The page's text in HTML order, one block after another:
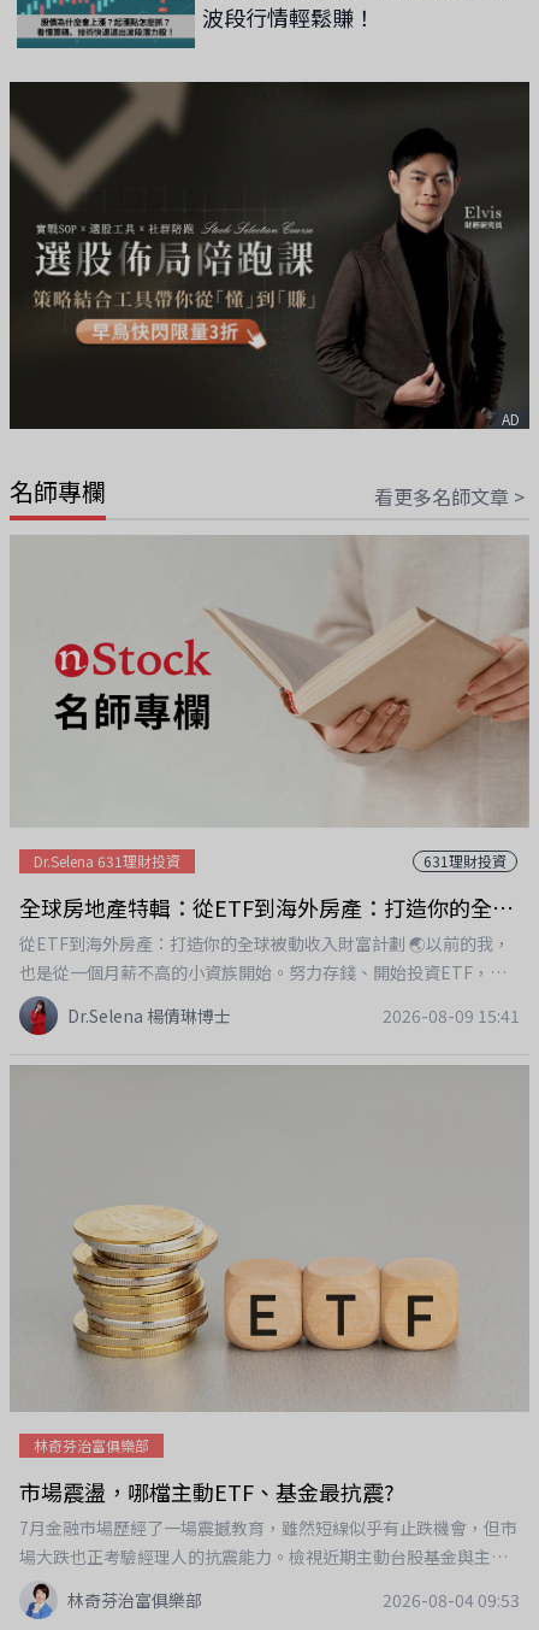
波段行情輕鬆賺！
AD
名師專欄 看更多名師文章 >
Dr.Selena 631理財投資 631理財投資
全球房地產特輯：從ETF到海外房產：打造你的全球被動收入財富計劃！
從ETF到海外房產：打造你的全球被動收入財富計劃 🌏以前的我，
也是從一個月薪不高的小資族開始。努力存錢、開始投資ETF，慢
慢累積第一桶金。但當資產愈來愈多之後，我開始思考一件事：難
道我的資產，要全部都放在股市嗎？所以這幾年，我開始把投資的
獲利，慢慢轉進海外房地產。從ETF的股息、資產成長，到海外房
房產的重要原因。這次很開心邀請 雪倫，一起來聊聊「ETF＋海外
房產」到底可以怎麼搭配。🎙️ 這次我們會聊：✔ 為什麼有ETF了，
還要考慮海外房產？✔ 第一桶金累積到多少，可以開始跨資產配
置？✔ 馬來西亞房產現在還值得布局嗎？✔ 海外買房，租金報酬率
到底怎麼算才是真的？✔ 買房最容易忽略哪些成本與風險？✔ 馬來
西亞置產＋第二家園，可以怎麼一起規劃？✔ ETF股息＋海外租
很重要的起點，但不一定是終點。當資產慢慢變大，我們可以開始
思考：從「存一筆錢」，走向「建立一套資產系統」；從只投資台
灣，走向全球配置；從靠自己工作賺錢，慢慢走向讓資產幫自己創
造現金流。這也是我現在很喜歡的「股東＋房東」雙東模式。😊如
果你也正在存ETF，或已經累積了一筆資產，開始思考下一階段該
怎麼布局，這次的分享很適合你。📍 海外房產財富說明會～主題｜
從ETF到海外房產——打造你的全球被動收入財富計劃8/28（五）晚
上7～9點9/19（六）下午2～4點免費報名連結：（每場活動名額有
Dr.Selena 楊倩琳博士 2026-08-09 15:41
林奇芬治富俱樂部
市場震盪，哪檔主動ETF、基金最抗震?
7月金融市場歷經了一場震撼教育，雖然短線似乎有止跌機會，但市
場大跌也正考驗經理人的抗震能力。檢視近期主動台股基金與主動
ETF表現，哪個經理人可以讓你安心續抱呢?
林奇芬治富俱樂部 2026-08-04 09:53